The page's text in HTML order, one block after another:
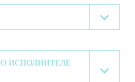
ИСПОЛНИТЕЛЕ